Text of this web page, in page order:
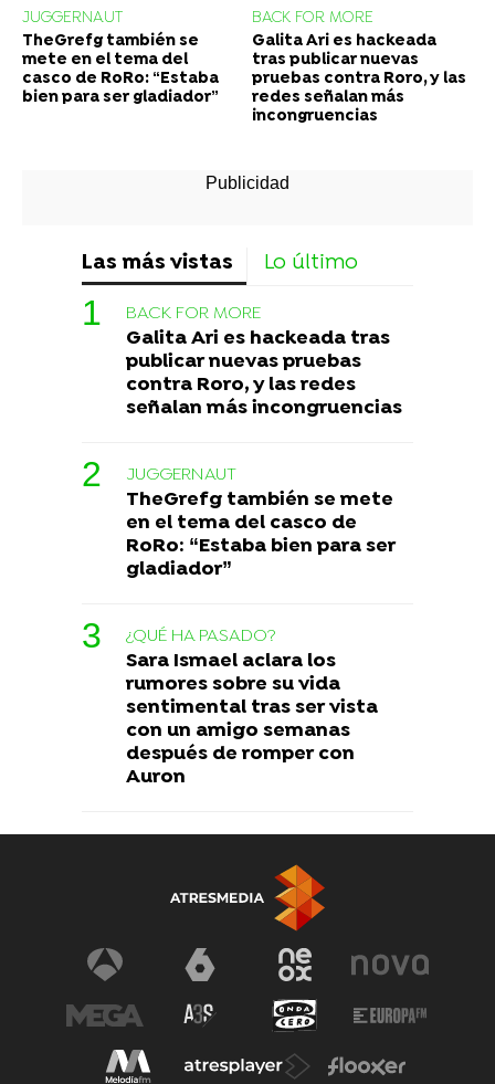
JUGGERNAUT
TheGrefg también se
mete en el tema del
casco de RoRo: “Estaba
bien para ser gladiador”
BACK FOR MORE
Galita Ari es hackeada
tras publicar nuevas
pruebas contra Roro, y las
redes señalan más
incongruencias
Las más vistas Lo último
BACK FOR MORE
Galita Ari es hackeada tras
publicar nuevas pruebas
contra Roro, y las redes
señalan más incongruencias
JUGGERNAUT
TheGrefg también se mete
en el tema del casco de
RoRo: “Estaba bien para ser
gladiador”
¿QUÉ HA PASADO?
Sara Ismael aclara los
rumores sobre su vida
sentimental tras ser vista
con un amigo semanas
después de romper con
Auron